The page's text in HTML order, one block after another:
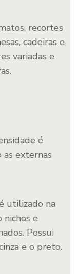
recortes
cadeiras e
variadas e
é
as externas
utilizado na
nichos e
Possui
e o preto.